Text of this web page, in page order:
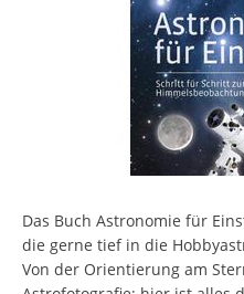
Das Buch Astronomie für
die gerne tief in die
Von der Orientierung am